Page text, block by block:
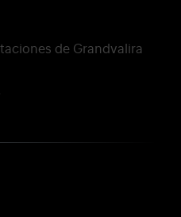
de Grandvalira